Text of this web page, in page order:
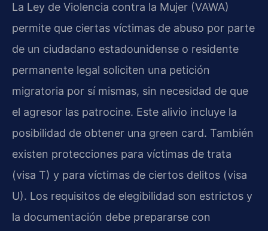
La Ley de Violencia contra la Mujer (VAWA)
permite que ciertas víctimas de abuso por parte
de un ciudadano estadounidense o residente
permanente legal soliciten una petición
migratoria por sí mismas, sin necesidad de que
el agresor las patrocine. Este alivio incluye la
posibilidad de obtener una green card. También
existen protecciones para víctimas de trata
(visa T) y para víctimas de ciertos delitos (visa
U). Los requisitos de elegibilidad son estrictos y
la documentación debe prepararse con